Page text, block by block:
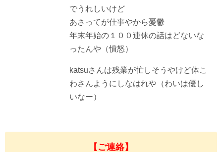
でうれしいけど
あさってが仕事やから憂鬱
年末年始の１００連休の話はどないな
ったんや（憤怒）
katsuさんは残業が忙しそうやけど体こ
わさんようにしなはれや（わいは優し
いなー）
【ご連絡】